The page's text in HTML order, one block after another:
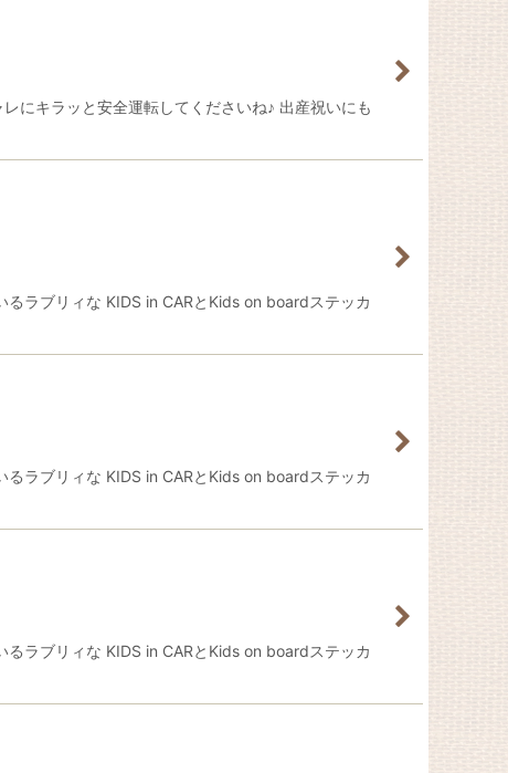
にキラッと安全運転してくださいね♪ 出産祝いにも
ラブリィな KIDS in CARとKids on boardステッカ
ラブリィな KIDS in CARとKids on boardステッカ
ラブリィな KIDS in CARとKids on boardステッカ